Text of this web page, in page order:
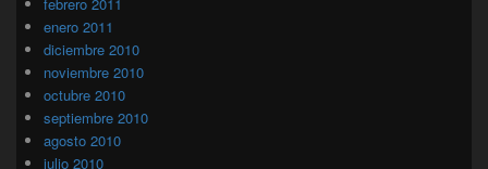
enero 2011
diciembre 2010
noviembre 2010
octubre 2010
septiembre 2010
agosto 2010
julio 2010